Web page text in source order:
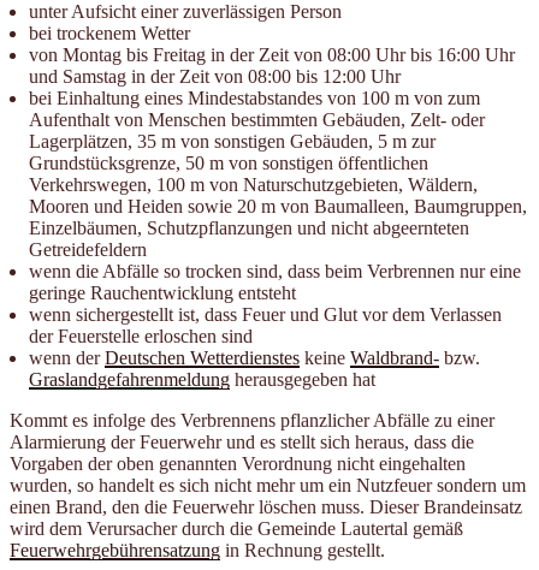
unter Aufsicht einer zuverlässigen Person
bei trockenem Wetter
von Montag bis Freitag in der Zeit von 08:00 Uhr bis 16:00 Uhr
und Samstag in der Zeit von 08:00 bis 12:00 Uhr
bei Einhaltung eines Mindestabstandes von 100 m von zum
Aufenthalt von Menschen bestimmten Gebäuden, Zelt- oder
Lagerplätzen, 35 m von sonstigen Gebäuden, 5 m zur
Grundstücksgrenze, 50 m von sonstigen öffentlichen
Verkehrswegen, 100 m von Naturschutzgebieten, Wäldern,
Mooren und Heiden sowie 20 m von Baumalleen, Baumgruppen,
Einzelbäumen, Schutzpflanzungen und nicht abgeernteten
Getreidefeldern
wenn die Abfälle so trocken sind, dass beim Verbrennen nur eine
geringe Rauchentwicklung entsteht
wenn sichergestellt ist, dass Feuer und Glut vor dem Verlassen
der Feuerstelle erloschen sind
wenn derDeutschen Wetterdienstes keine Waldbrand- bzw.
Graslandgefahrenmeldung herausgegeben hat
Kommt es infolge des Verbrennens pflanzlicher Abfälle zu einer
Alarmierung der Feuerwehr und es stellt sich heraus, dass die
Vorgaben der oben genannten Verordnung nicht eingehalten
wurden, so handelt es sich nicht mehr um ein Nutzfeuer sondern um
einen Brand, den die Feuerwehr löschen muss. Dieser Brandeinsatz
wird dem Verursacher durch die Gemeinde Lautertal gemäß
Feuerwehrgebührensatzung in Rechnung gestellt.